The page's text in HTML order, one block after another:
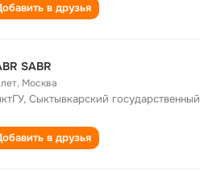
в друзья
SABR
, Москва
Сыктывкарский
в друзья